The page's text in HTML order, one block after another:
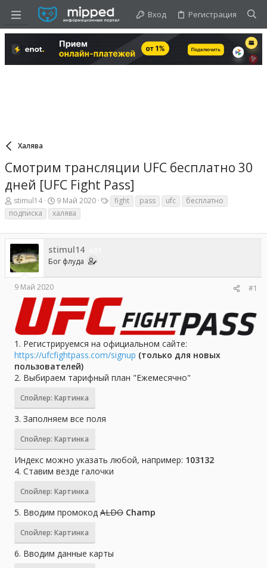
Вход Регистрация
Халява
Смотрим трансляции UFC бесплатно 30
дней [UFC Fight Pass]
А
в
т
р
т
е
м
ы
stimul14
Д
а
т
н
а
а
л
9 Май 2020
Т
е
fight pass ufc
бесплатно
подписка
халява
stimul14
Бог флуда
9 Май 2020 #1
1. Регистрируемся на официальном сайте:
https://ufcfightpass.com/signup (только для новых
пользователей)
2. Выбираем тарифный план "Ежемесячно"
Спойлер: Картинка
3. Заполняем все поля
Спойлер: Картинка
Индекс можно указать любой, например: 103132
4. Ставим везде галочки
Спойлер: Картинка
5. Вводим промокод ALDO Champ
Спойлер: Картинка
6. Вводим данные карты